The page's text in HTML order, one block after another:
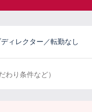
ィレクター／転勤なし
わり条件など）